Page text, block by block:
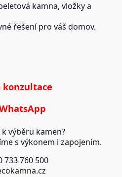
kamna, vložky a
řešení pro váš domov.
konzultace
výběru kamen?
s výkonem i zapojením.
733 760 500